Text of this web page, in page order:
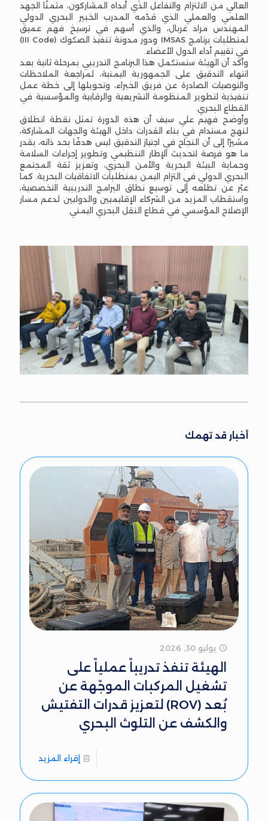
العالي من الالتزام والتفاعل الذي أبداه المشاركون، مثمنًا الجهد
العلمي والعملي الذي قدّمه المدرب الخبير البحري الدولي
المهندس مراد غربال، والذي أسهم في ترسيخ فهم عميق
لمتطلبات برنامج IMSAS ودور مدونة تنفيذ الصكوك (III Code)
في تقييم أداء الدول الأعضاء.
وأكد أن الهيئة ستستكمل هذا البرنامج التدريبي بمرحلة ثانية بعد
انتهاء التدقيق على الجمهورية اليمنية، لمراجعة الملاحظات
والتوصيات الصادرة عن فريق الخبراء، وتحويلها إلى خطة عمل
تنفيذية لتطوير المنظومة التشريعية والرقابية والمؤسسية في
القطاع البحري.
وأوضح فهيم علي سيف أن هذه الدورة تمثل نقطة انطلاق
لنهج مستدام في بناء القدرات داخل الهيئة والجهات المشاركة،
مشيرًا إلى أن النجاح في اجتياز التدقيق ليس هدفًا بحد ذاته، بقدر
ما هو فرصة لتحديث الإطار التنظيمي وتطوير إجراءات السلامة
وحماية البيئة البحرية والأمن البحري، وتعزيز ثقة المجتمع
البحري الدولي في التزام اليمن بمتطلبات الاتفاقيات البحرية. كما
عبّر عن تطلعه إلى توسيع نطاق البرامج التدريبية التخصصية،
واستقطاب المزيد من الشركاء الإقليميين والدوليين لدعم مسار
الإصلاح المؤسسي في قطاع النقل البحري اليمني
أخبار قد تهمك
يوليو 30, 2026
الهيئة تنفذ تدريباً عملياً على
تشغيل المركبات الموجّهة عن
بُعد (ROV) لتعزيز قدرات التفتيش
والكشف عن التلوث البحري
إقراء المزيد